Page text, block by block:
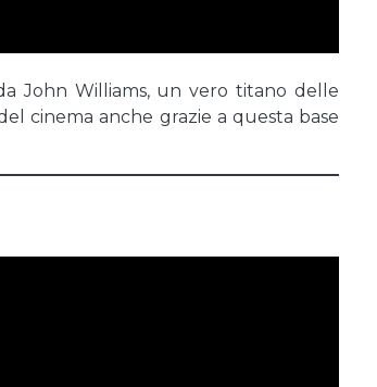
John Williams, un vero titano delle
cinema anche grazie a questa base